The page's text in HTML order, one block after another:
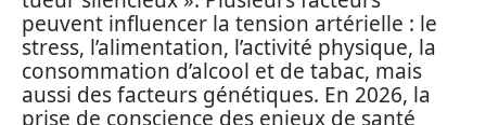
peuvent influencer la tension artérielle : le
stress, l’alimentation, l’activité physique, la
consommation d’alcool et de tabac, mais
aussi des facteurs génétiques. En 2026, la
prise de conscience des enjeux de santé